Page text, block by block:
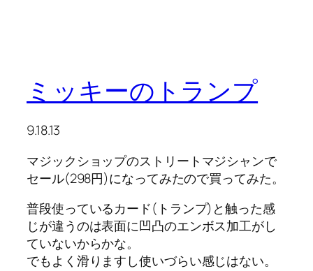
ミッキーのトランプ
9.18.13
マジックショップのストリートマジシャンで
セール(298円)になってみたので買ってみた。
普段使っているカード(トランプ)と触った感
じが違うのは表面に凹凸のエンボス加工がし
ていないからかな。
でもよく滑りますし使いづらい感じはない。